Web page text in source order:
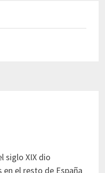
siglo XIX dio
el resto de España